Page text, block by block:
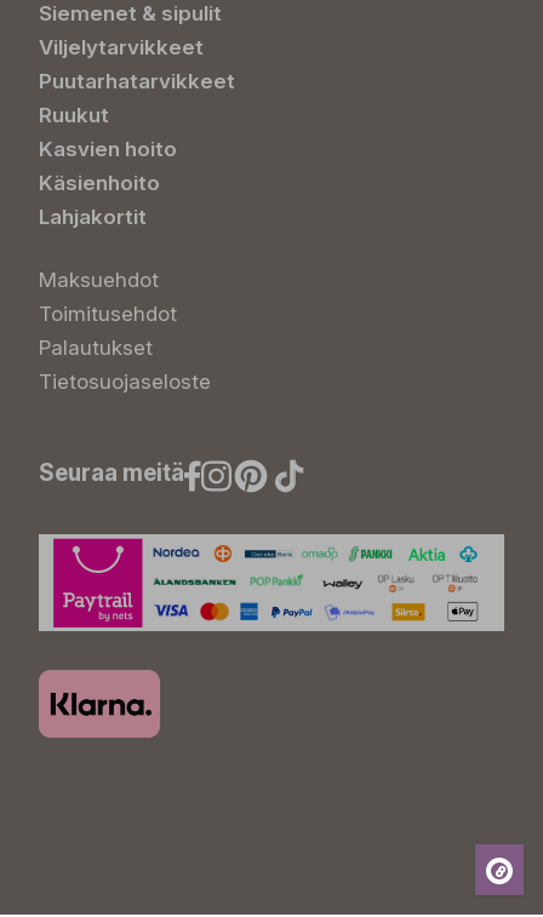
Siemenet & sipulit
Viljelytarvikkeet
Puutarhatarvikkeet
Ruukut
Kasvien hoito
Käsienhoito
Lahjakortit
Maksuehdot
Toimitusehdot
Palautukset
Tietosuojaseloste
Seuraa meitä